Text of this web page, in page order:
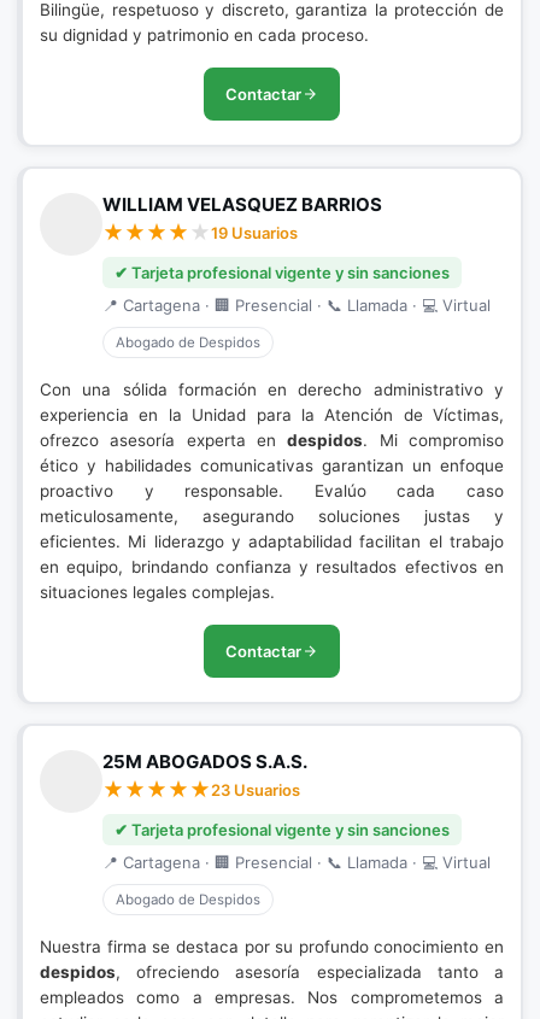
Bilingüe, respetuoso y discreto, garantiza la protección de
su dignidad y patrimonio en cada proceso.
Contactar
WILLIAM VELASQUEZ BARRIOS
19 Usuarios
✔ Tarjeta profesional vigente y sin sanciones
📍 Cartagena · 🏢 Presencial · 📞 Llamada · 💻 Virtual
Abogado de Despidos
Con una sólida formación en derecho administrativo y
experiencia en la Unidad para la Atención de Víctimas,
ofrezco asesoría experta endespidos. Mi compromiso
ético y habilidades comunicativas garantizan un enfoque
proactivo y responsable. Evalúo cada caso
meticulosamente, asegurando soluciones justas y
eficientes. Mi liderazgo y adaptabilidad facilitan el trabajo
en equipo, brindando confianza y resultados efectivos en
situaciones legales complejas.
Contactar
25M ABOGADOS S.A.S.
23 Usuarios
✔ Tarjeta profesional vigente y sin sanciones
📍 Cartagena · 🏢 Presencial · 📞 Llamada · 💻 Virtual
Abogado de Despidos
Nuestra firma se destaca por su profundo conocimiento en
despidos, ofreciendo asesoría especializada tanto a
empleados como a empresas. Nos comprometemos a